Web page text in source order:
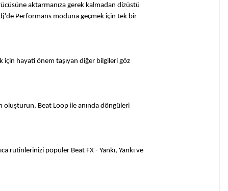
aktarmanıza gerek kalmadan dizüstü
Performans moduna geçmek için tek bir
için hayati önem taşıyan diğer bilgileri göz
oluşturun, Beat Loop ile anında döngüleri
rutinlerinizi popüler Beat FX - Yankı, Yankı ve